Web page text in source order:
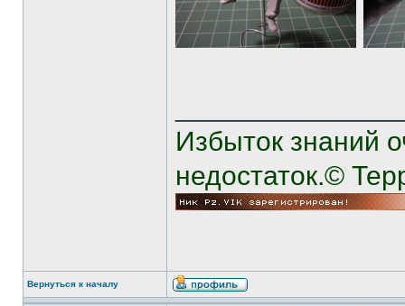
Избыток знаний
недостаток.©
Вернуться к началу